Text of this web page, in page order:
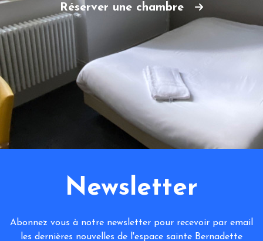
Réserver une chambre
Newsletter
Abonnez vous à notre newsletter pour recevoir par email
les dernières nouvelles de l'espace sainte Bernadette